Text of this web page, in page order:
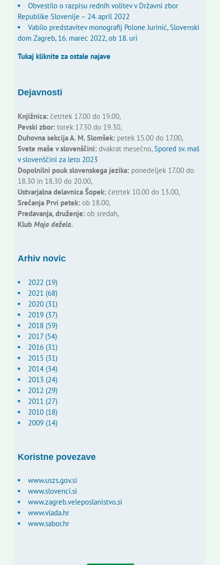
Obvestilo o razpisu rednih volitev v Državni zbor
Republike Slovenije – 24. april 2022
Vabilo predstavitev monografij Polone Jurinić, Slovenski
dom Zagreb, 16. marec 2022, ob 18. uri
Tukaj kliknite za ostale najave
Dejavnosti
Knjižnica:četrtek 17.00 do 19.00,
Pevski zbor:torek 17.30 do 19.30,
Duhovna sekcija A. M. Slomšek:petek 15.00 do 17.00,
Svete maše v slovenščini:dvakrat mesečno,Spored sv. maš
v slovenščini za leto 2023
Dopolnilni pouk slovenskega jezika:ponedeljek 17.00 do
18.30 in 18.30 do 20.00,
Ustvarjalna delavnica Šopek:četrtek 10.00 do 13.00,
Srečanja Prvi petek:ob 18.00,
Predavanja, druženje:ob sredah,
Klub Moja dežela.
Arhiv novic
2022 (19)
2021 (68)
2020 (31)
2019 (37)
2018 (59)
2017 (54)
2016 (31)
2015 (31)
2014 (34)
2013 (24)
2012 (29)
2011 (27)
2010 (18)
2009 (14)
Koristne povezave
www.uszs.gov.si
www.slovenci.si
www.zagreb.veleposlanistvo.si
www.vlada.hr
www.sabor.hr